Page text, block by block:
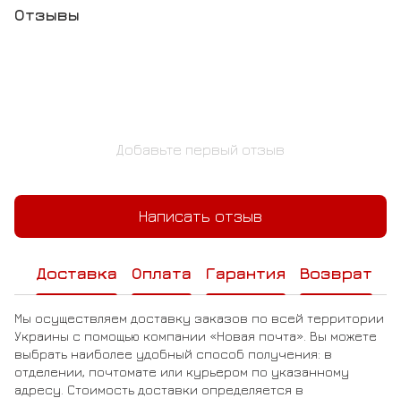
Отзывы
Добавьте первый отзыв
Написать отзыв
Доставка Оплата Гарантия Возврат
Мы осуществляем доставку заказов по всей территории
Украины с помощью компании «Новая почта». Вы можете
выбрать наиболее удобный способ получения: в
отделении, почтомате или курьером по указанному
адресу. Стоимость доставки определяется в